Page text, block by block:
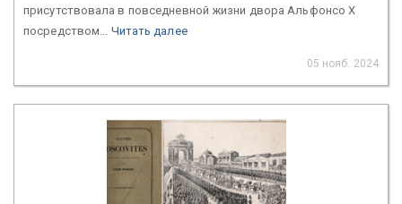
присутствовала в повседневной жизни двора Альфонсо Х
посредством... Читать далее
05 нояб. 2024